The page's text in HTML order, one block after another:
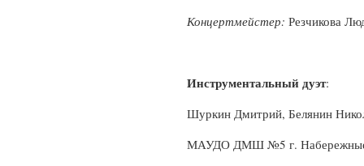
Концертмейстер: Резчикова
Инструментальный дуэт:
Шуркин Дмитрий, Белянин
МАУДО ДМШ №5 г.